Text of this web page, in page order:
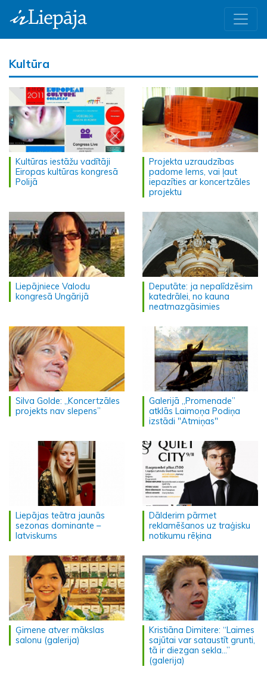
Kultūra
Kultūras iestāžu vadītāji
Eiropas kultūras kongresā
Polijā
Projekta uzraudzības
padome lems, vai ļaut
iepazīties ar koncertzāles
projektu
Liepājniece Valodu
kongresā Ungārijā
Deputāte: ja nepalīdzēsim
katedrālei, no kauna
neatmazgāsimies
Silva Golde: „Koncertzāles
projekts nav slepens”
Galerijā „Promenade”
atklās Laimoņa Podiņa
izstādi "Atmiņas"
Liepājas teātra jaunās
sezonas dominante –
latviskums
Dālderim pārmet
reklamēšanos uz traģisku
notikumu rēķina
Ģimene atver mākslas
salonu (galerija)
Kristiāna Dimitere: “Laimes
sajūtai var sataustīt grunti,
tā ir diezgan sekla...”
(galerija)